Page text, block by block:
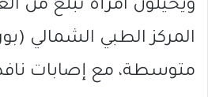
المركز الطبي الشمالي
متوسطة، مع إصابات